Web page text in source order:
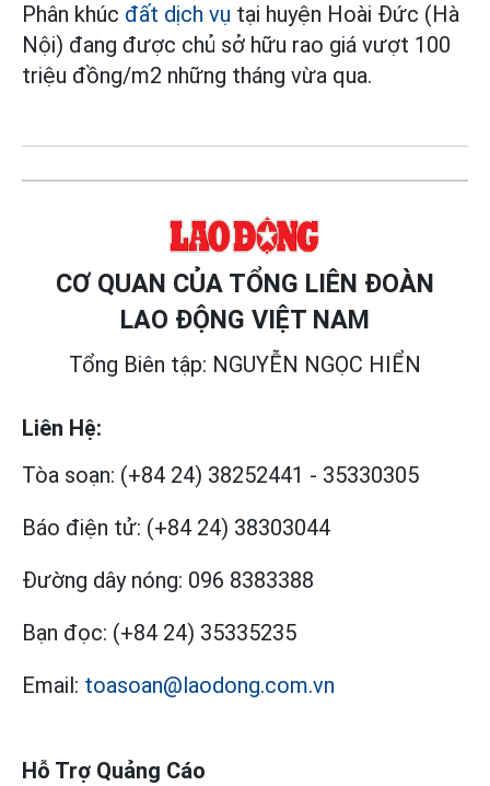
Phân khúc đất dịch vụ tại huyện Hoài Đức (Hà
Nội) đang được chủ sở hữu rao giá vượt 100
triệu đồng/m2 những tháng vừa qua.
CƠ QUAN CỦA TỔNG LIÊN ĐOÀN
LAO ĐỘNG VIỆT NAM
Tổng Biên tập: NGUYỄN NGỌC HIỂN
Liên Hệ:
Tòa soạn: (+84 24) 38252441 - 35330305
Báo điện tử: (+84 24) 38303044
Đường dây nóng: 096 8383388
Bạn đọc: (+84 24) 35335235
Email: toasoan@laodong.com.vn
Hỗ Trợ Quảng Cáo